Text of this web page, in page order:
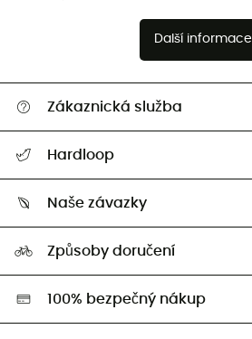
Další informace
Zákaznická služba
Vrácení zboží a peněz
Hardloop
Naši Ambasadoři
Naše závazky
Second hand
HardGreen
Způsoby doručení
100% bezpečný nákup